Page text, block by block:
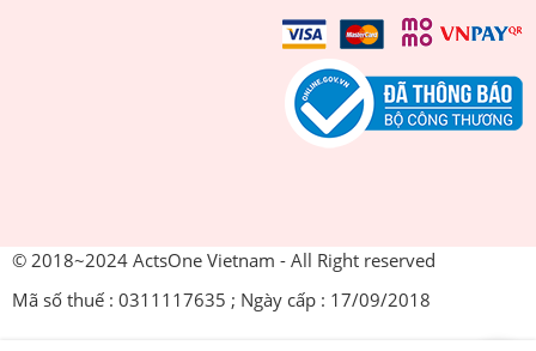
© 2018~2024 ActsOne Vietnam - All Right reserved
Mã số thuế : 0311117635 ; Ngày cấp : 17/09/2018